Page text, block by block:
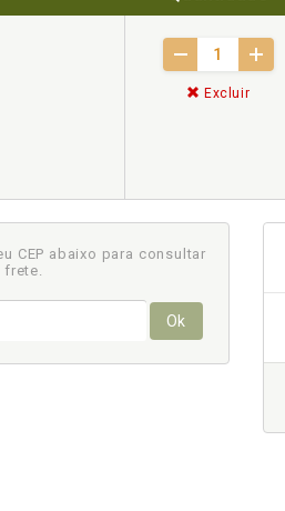
Excluir
CEP abaixo para consultar
frete.
Ok